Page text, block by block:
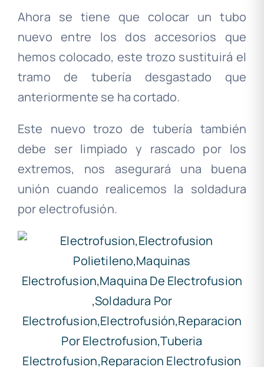
Ahora se tiene que colocar un tubo
nuevo entre los dos accesorios que
hemos colocado, este trozo sustituirá el
tramo de tubería desgastado que
anteriormente se ha cortado.
Este nuevo trozo de tubería también
debe ser limpiado y rascado por los
extremos, nos asegurará una buena
unión cuando realicemos la soldadura
por electrofusión.